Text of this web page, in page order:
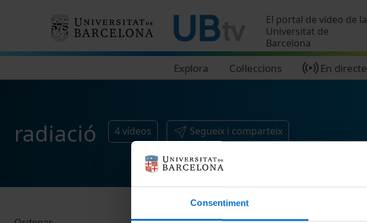
Consentiment
El portal de vídeo de la
Universitat de
Barcelona
Explora Col·leccions En directe
radiació 4vídeos Segueix i comparteix